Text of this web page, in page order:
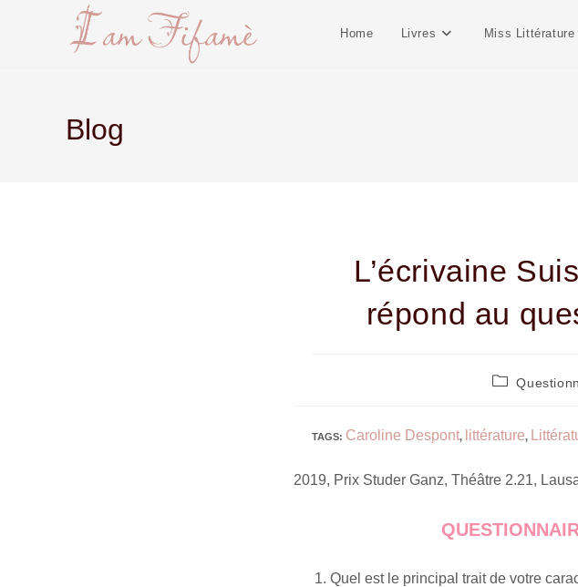
Home Livres Miss Littérature
Blog
L’écrivaine
répond au
TAGS: Caroline Despont, littérature,
2019, Prix Studer Ganz, Théâtre 2.21,
Quel est le principal trait de votre